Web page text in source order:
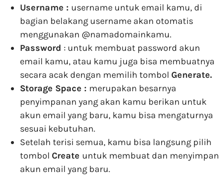
Username : username untuk email kamu, di
bagian belakang username akan otomatis
menggunakan @namadomainkamu.
Password : untuk membuat password akun
email kamu, atau kamu juga bisa membuatnya
secara acak dengan memilih tombol Generate.
Storage Space : merupakan besarnya
penyimpanan yang akan kamu berikan untuk
akun email yang baru, kamu bisa mengaturnya
sesuai kebutuhan.
Setelah terisi semua, kamu bisa langsung pilih
tombol Create untuk membuat dan menyimpan
akun email yang baru.